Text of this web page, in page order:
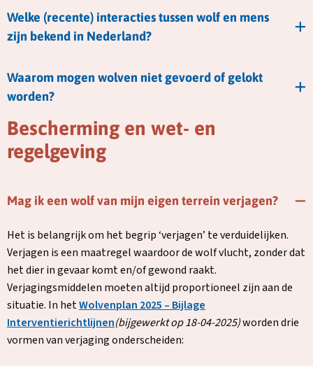
Welke (recente) interacties tussen wolf en mens
zijn bekend in Nederland?
Waarom mogen wolven niet gevoerd of gelokt
worden?
Bescherming en wet- en
regelgeving
Mag ik een wolf van mijn eigen terrein verjagen?
Het is belangrijk om het begrip ‘verjagen’ te verduidelijken.
Verjagen is een maatregel waardoor de wolf vlucht, zonder dat
het dier in gevaar komt en/of gewond raakt.
Verjagingsmiddelen moeten altijd proportioneel zijn aan de
situatie. In hetWolvenplan 2025 – Bijlage
InterventierichtlijnenDeze
link
(bijgewerkt op 18-04-2025)worden drie
vormen van verjaging onderscheiden: